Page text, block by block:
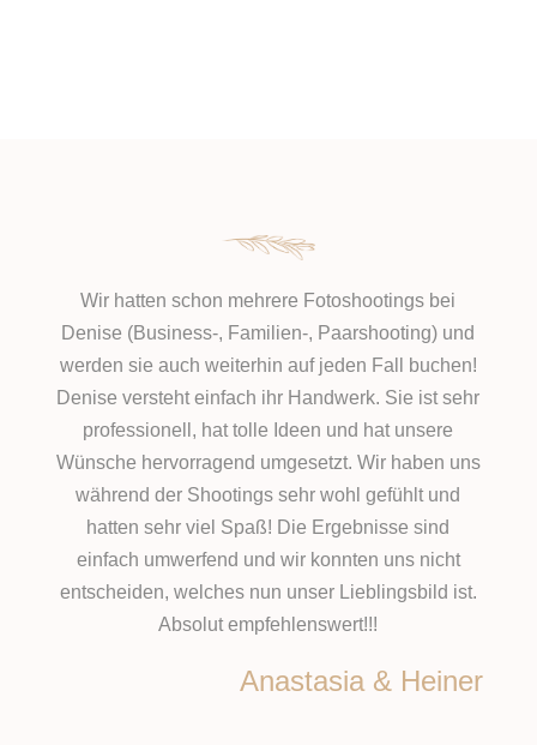
Wir hatten schon mehrere Fotoshootings bei
Denise (Business-, Familien-, Paarshooting) und
werden sie auch weiterhin auf jeden Fall buchen!
Denise versteht einfach ihr Handwerk. Sie ist sehr
professionell, hat tolle Ideen und hat unsere
Wünsche hervorragend umgesetzt. Wir haben uns
während der Shootings sehr wohl gefühlt und
hatten sehr viel Spaß! Die Ergebnisse sind
einfach umwerfend und wir konnten uns nicht
entscheiden, welches nun unser Lieblingsbild ist.
Absolut empfehlenswert!!!
Anastasia & Heiner